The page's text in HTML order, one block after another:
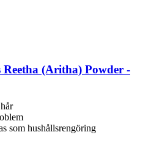
Reetha (Aritha) Powder -​
som hushållsrengöring